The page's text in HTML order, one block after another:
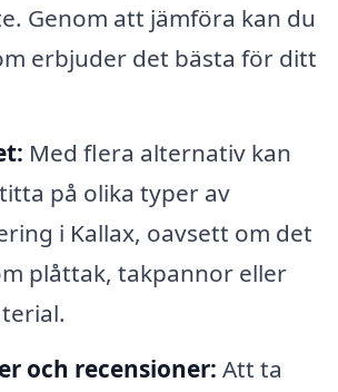
Genom att jämföra kan du
erbjuder det bästa för ditt
Med flera alternativ kan
på olika typer av
i Kallax, oavsett om det
plåttak, takpannor eller
och recensioner: Att ta